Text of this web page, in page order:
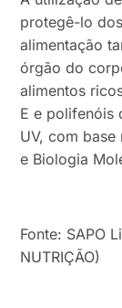
protegê-lo
alimentação
órgão do
alimentos
E e polifenóis
UV, com
e Biologia
Fonte: SAPO
NUTRIÇÃO)